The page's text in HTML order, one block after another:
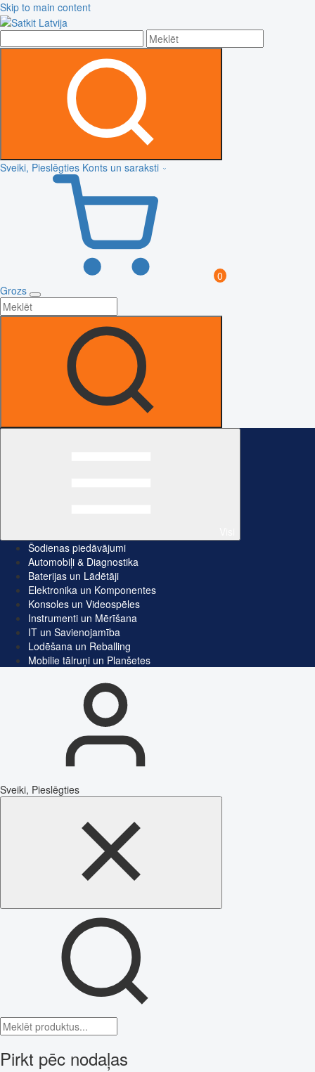
Skip to main content
Sveiki, Pieslēgties Konts un saraksti
0
Grozs
Šodienas piedāvājumi
Automobiļi & Diagnostika
Baterijas un Lādētāji
Elektronika un Komponentes
Konsoles un Videospēles
Instrumenti un Mērīšana
IT un Savienojamība
Lodēšana un Reballing
Mobilie tālruņi un Planšetes
Sveiki, Pieslēgties
Pirkt pēc nodaļas